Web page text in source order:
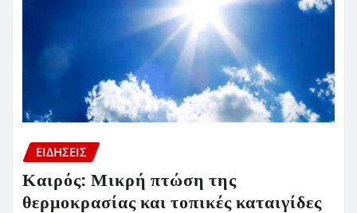
ΕΙΔΗΣΕΙΣ
Καιρός: Μικρή πτώση της
θερμοκρασίας και τοπικές καταιγίδες